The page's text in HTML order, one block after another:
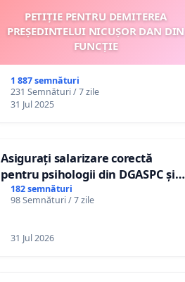
PETIȚIE PENTRU DEMITEREA
PREȘEDINTELUI NICUȘOR DAN DIN
FUNCȚIE
1 887 semnături
231 Semnături / 7 zile
31 Jul 2025
Asigurați salarizare corectă
pentru psihologii din DGASPC și
spitale
182 semnături
98 Semnături / 7 zile
31 Jul 2026